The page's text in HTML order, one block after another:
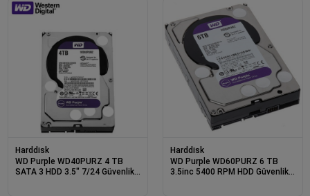
Harddisk
WD Purple WD40PURZ 4 TB
SATA 3 HDD 3.5" 7/24 Güvenlik
Harddisk
WD Purple WD60PURZ 6 TB
3.5inc 5400 RPM HDD Güvenlik